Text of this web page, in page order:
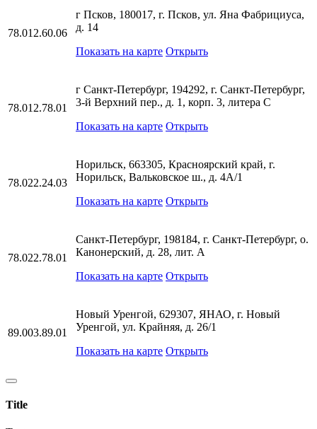
78.012.60.06
г Псков, 180017, г. Псков, ул. Яна Фабрициуса,
д. 14
Показать на карте Открыть
78.012.78.01
г Санкт-Петербург, 194292, г. Санкт-Петербург,
3-й Верхний пер., д. 1, корп. 3, литера С
Показать на карте Открыть
78.022.24.03
Норильск, 663305, Красноярский край, г.
Норильск, Вальковское ш., д. 4А/1
Показать на карте Открыть
78.022.78.01
Санкт-Петербург, 198184, г. Санкт-Петербург, о.
Канонерский, д. 28, лит. А
Показать на карте Открыть
89.003.89.01
Новый Уренгой, 629307, ЯНАО, г. Новый
Уренгой, ул. Крайняя, д. 26/1
Показать на карте Открыть
Title